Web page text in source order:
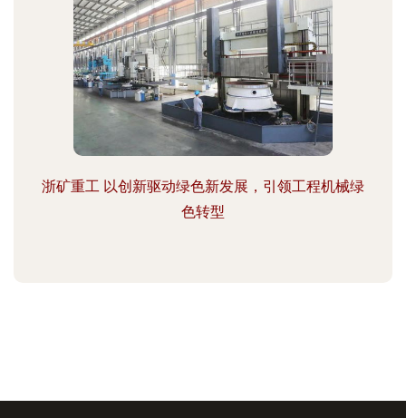
浙矿重工 以创新驱动绿色新发展，引领工程机械绿
色转型